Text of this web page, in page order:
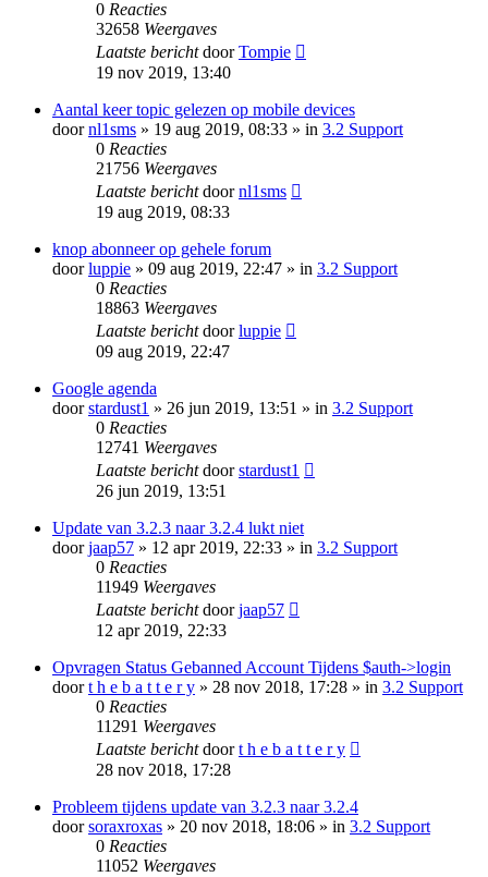
0 Reacties
32658 Weergaves
Laatste berichtdoorTompie
19 nov 2019, 13:40
Aantal keer topic gelezen op mobile devices
doornl1sms » 19 aug 2019, 08:33 » in 3.2 Support
0 Reacties
21756 Weergaves
Laatste berichtdoornl1sms
19 aug 2019, 08:33
knop abonneer op gehele forum
doorluppie » 09 aug 2019, 22:47 » in 3.2 Support
0 Reacties
18863 Weergaves
Laatste berichtdoorluppie
09 aug 2019, 22:47
Google agenda
doorstardust1 » 26 jun 2019, 13:51 » in 3.2 Support
0 Reacties
12741 Weergaves
Laatste berichtdoorstardust1
26 jun 2019, 13:51
Update van 3.2.3 naar 3.2.4 lukt niet
doorjaap57 » 12 apr 2019, 22:33 » in 3.2 Support
0 Reacties
11949 Weergaves
Laatste berichtdoorjaap57
12 apr 2019, 22:33
Opvragen Status Gebanned Account Tijdens $auth->login
doort h e b a t t e r y » 28 nov 2018, 17:28 » in 3.2 Support
0 Reacties
11291 Weergaves
Laatste berichtdoort h e b a t t e r y
28 nov 2018, 17:28
Probleem tijdens update van 3.2.3 naar 3.2.4
doorsoraxroxas » 20 nov 2018, 18:06 » in 3.2 Support
0 Reacties
11052 Weergaves